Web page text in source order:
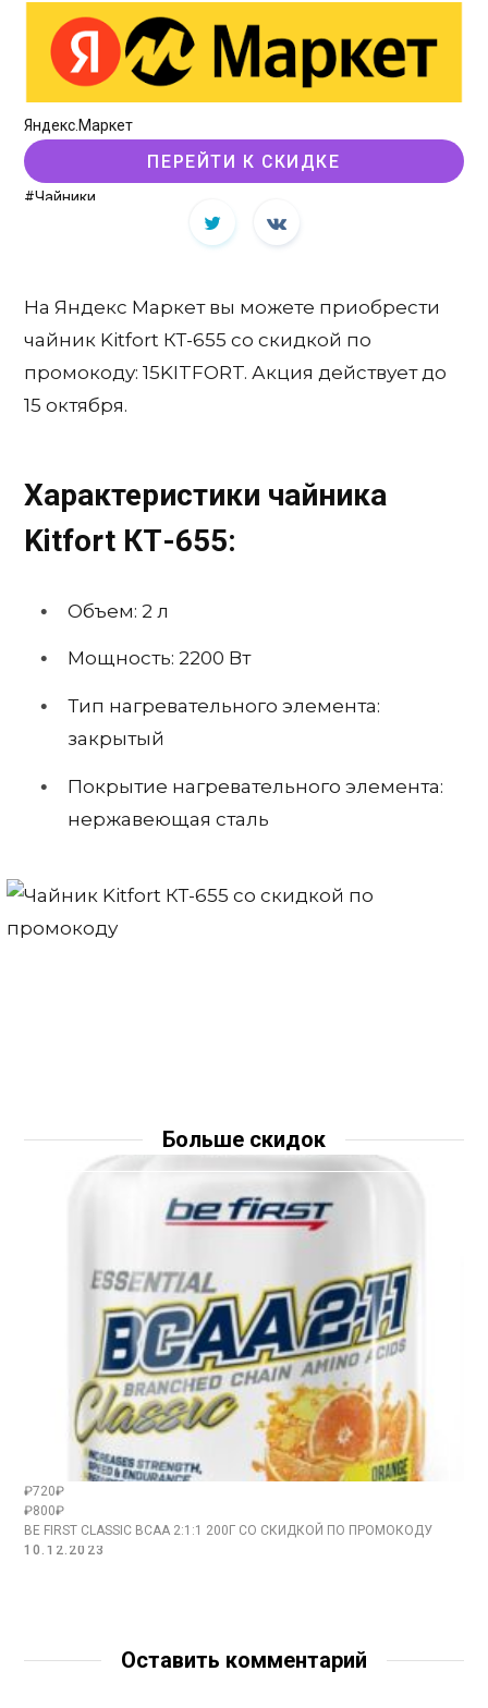
Яндекс.Маркет
ПЕРЕЙТИ К СКИДКЕ
#Чайники
На Яндекс Маркет вы можете приобрести
чайник Kitfort КТ-655 со скидкой по
промокоду: 15KITFORT. Акция действует до
15 октября.
Характеристики чайника
Kitfort КТ-655:
Объем: 2 л
Мощность: 2200 Вт
Тип нагревательного элемента:
закрытый
Покрытие нагревательного элемента:
нержавеющая сталь
Больше скидок
₽720₽
₽800₽
BE FIRST CLASSIC BCAA 2:1:1 200Г СО СКИДКОЙ ПО ПРОМОКОДУ
10.12.2023
Оставить комментарий